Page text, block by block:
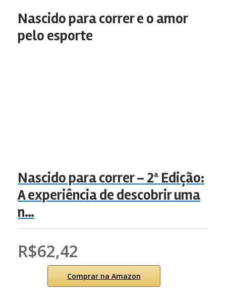
Nascido para correr e o amor
pelo esporte
Nascido para correr – 2ª Edição:
A experiência de descobrir uma
n…
R$62,42
Comprar na Amazon